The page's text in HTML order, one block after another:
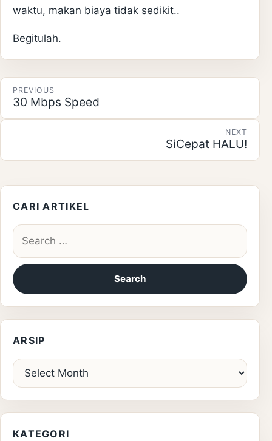
waktu, makan biaya tidak sedikit..
Begitulah.
Post navigation
PREVIOUS
30 Mbps Speed
NEXT
SiCepat HALU!
CARI ARTIKEL
Search for:
ARSIP
Arsip
KATEGORI